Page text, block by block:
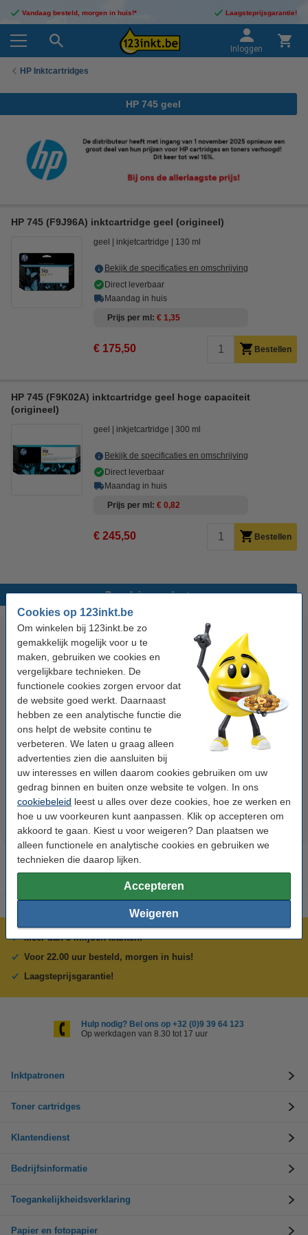
Cookies op 123inkt.be
Om winkelen bij 123inkt.be zo
gemakkelijk mogelijk voor u te
maken, gebruiken we cookies en
vergelijkbare technieken. De
functionele cookies zorgen ervoor dat
de website goed werkt. Daarnaast
hebben ze een analytische functie die
ons helpt de website continu te
verbeteren. We laten u graag alleen
advertenties zien die aansluiten bij
uw interesses en willen daarom cookies gebruiken om uw
gedrag binnen en buiten onze website te volgen. In ons
cookiebeleid leest u alles over deze cookies, hoe ze werken en
hoe u uw voorkeuren kunt aanpassen. Klik op accepteren om
akkoord te gaan. Kiest u voor weigeren? Dan plaatsen we
alleen functionele en analytische cookies en gebruiken we
technieken die daarop lijken.
Accepteren
Weigeren
Vandaag besteld, morgen in huis!* Laagsteprijsgarantie!
Inloggen
HP Inktcartridges
HP 745 geel
HP 745 (F9J96A) inktcartridge geel (origineel)
geel inkjetcartridge 130 ml
Bekijk de specificaties en omschrijving
Direct leverbaar
Maandag in huis
Prijs per ml € 1,35
€ 175,50 Bestellen
HP 745 (F9K02A) inktcartridge geel hoge capaciteit
(origineel)
geel inkjetcartridge 300 ml
Bekijk de specificaties en omschrijving
Direct leverbaar
Maandag in huis
Prijs per ml € 0,82
€ 245,50 Bestellen
Populaire producten
123accu Xtreme Power MN1500
Penlite AA batterij 24 stuks
€ 14,95 Incl. 21% btw
123inkt kopieerpapier 1 pak van
500 vellen A4 - 80 g/m²
€ 7,25 Incl. 21% btw
Meer dan 5 miljoen klanten!
Voor 22.00 uur besteld, morgen in huis!
Laagsteprijsgarantie!
Hulp nodig? Bel ons op +32 (0)9 39 64 123
Op werkdagen van 8.30 tot 17 uur
Inktpatronen
Toner cartridges
Klantendienst
Bedrijfsinformatie
Toegankelijkheidsverklaring
Papier en fotopapier